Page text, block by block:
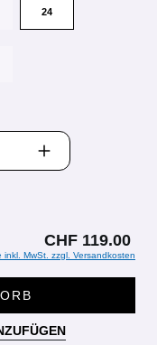
24
GIB DEN
CHF 119.00
inkl. MwSt. zzgl. Versandkosten